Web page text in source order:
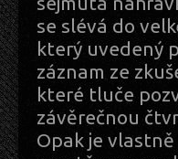
se slévá do
který uvedený
záznam ze
které tluče
závěrečnou
Opak je